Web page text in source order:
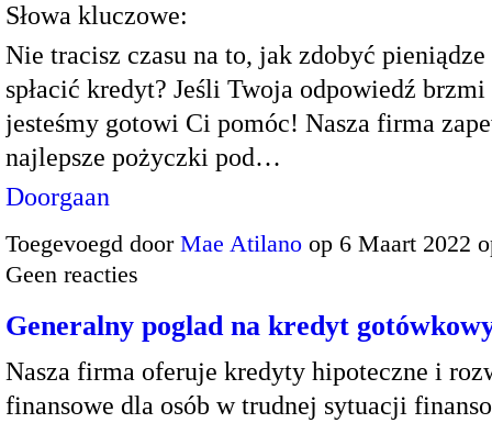
Słowa kluczowe:
Nie tracisz czasu na to, jak zdobyć
spłacić kredyt? Jeśli Twoja odpowiedź
jesteśmy gotowi Ci pomóc! Nasza firma
najlepsze pożyczki pod…
Doorgaan
Toegevoegd door Mae Atilano op 6 Maart 2022
Geen reacties
Generalny poglad na kredyt
Nasza firma oferuje kredyty hipoteczne i
finansowe dla osób w trudnej sytuacji